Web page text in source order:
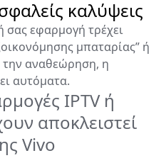
καλύψεις
σας εφαρμογή τρέχει
μπαταρίας” ή
την αναθεώρηση, η
αυτόματα.
IPTV ή
αποκλειστεί
Vivo